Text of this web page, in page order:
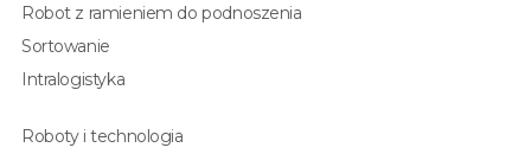
Robot z ramieniem do podnoszenia
Sortowanie
Intralogistyka
Roboty i technologia